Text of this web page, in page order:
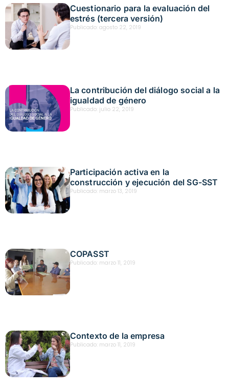
Cuestionario para la evaluación del
estrés (tercera versión)
Publicado: agosto 22, 2019
La contribución del diálogo social a la
igualdad de género
Publicado: julio 22, 2019
Participación activa en la
construcción y ejecución del SG-SST
Publicado: marzo 13, 2019
COPASST
Publicado: marzo 11, 2019
Contexto de la empresa
Publicado: marzo 11, 2019